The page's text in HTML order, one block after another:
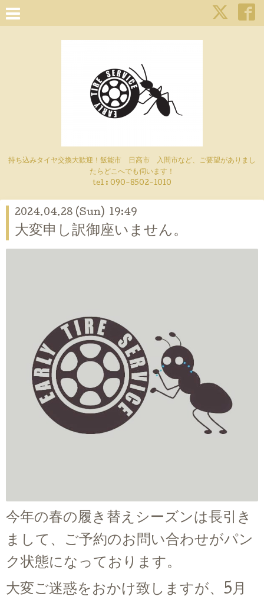
持ち込みタイヤ交換大歓迎！飯能市 日高市 入間市など、ご要望がありまし
たらどこへでも伺います！
tel : 090-8502-1010
2024.04.28 (Sun) 19:49
大変申し訳御座いません。
今年の春の履き替えシーズンは長引き
まして、ご予約のお問い合わせがパン
ク状態になっております。
大変ご迷惑をおかけ致しますが、 5月